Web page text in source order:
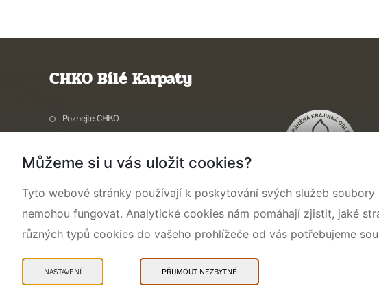
CHKO Bílé Karpaty
Poznejte CHKO
Ochrana přírody
Aktuality a akce
Kontakty
Mapa webu Prohlášení o přístupnosti Cookies Snadné čtení
Můžeme si u vás uložit cookies?
Tyto webové stránky používají k poskytování svých služeb
nemohou fungovat. Analytické cookies nám pomáhají zjistit, jaké
různých typů cookies do vašeho prohlížeče od vás potřebujeme
NASTAVENÍ PŘIJMOUT NEZBYTNÉ